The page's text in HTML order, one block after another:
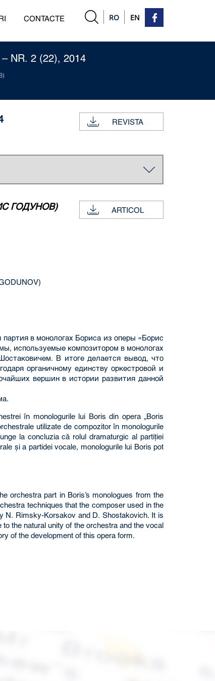
RO EN
CONTACTE
NR. 2 (22), 2014
REVISTA
ГОДУНОВ) ARTICOL
в монологах Бориса из оперы «Борис
используемые композитором в монологах
В итоге делается вывод, что
органичному единству оркестровой и
вершин в истории развития данной
în monologurile lui Boris din opera „Boris
utilizate de compozitor în monologurile
la concluzia că rolul dramaturgic al partiţiei
şi a partidei vocale, monologurile lui Boris pot
orchestra part in Boris’s monologues from the
techniques that the composer used in the
N. Rimsky-Korsakov and D. Shostakovich. It is
the natural unity of the orchestra and the vocal
of the development of this opera form.